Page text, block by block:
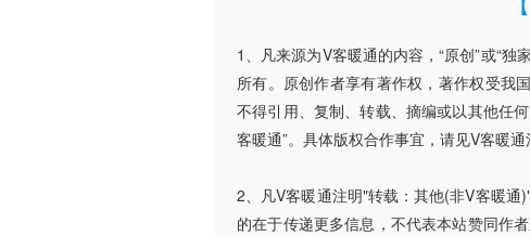
1、凡来源为V客暖通的内容，“原创”或“
所有。原创作者享有著作权，著作权受我
不得引用、复制、转载、摘编或以其他任
客暖通”。具体版权合作事宜，请见V客暖通
2、凡V客暖通注明"转载：其他(非V客暖
的在于传递更多信息，不代表本站赞同作